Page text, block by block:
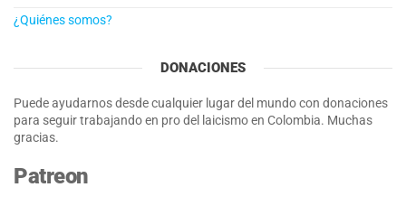
¿Quiénes somos?
DONACIONES
Puede ayudarnos desde cualquier lugar del mundo con donaciones
para seguir trabajando en pro del laicismo en Colombia. Muchas
gracias.
Patreon